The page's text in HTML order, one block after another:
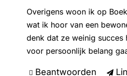
Overigens woon ik op
wat ik hoor van een
denk dat ze weinig succes
voor persoonlijk belang
Beantwoorden